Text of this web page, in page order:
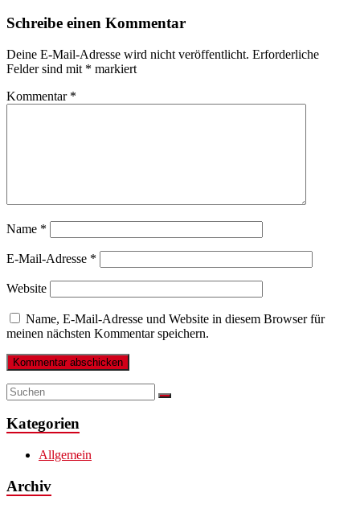
Schreibe einen Kommentar
Deine E-Mail-Adresse wird nicht veröffentlicht. Erforderliche
Felder sind mit * markiert
Kommentar *
Name *
E-Mail-Adresse *
Website
Name, E-Mail-Adresse und Website in diesem Browser für
meinen nächsten Kommentar speichern.
Kategorien
Allgemein
Archiv